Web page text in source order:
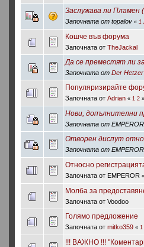
Заслужава ли Пламен
Започната от topalov « 1
Кошче във форума
Започната от TheJackal
Да се преместят ли
Започната от Der Hetzer
Популяризирайте
Започната от Adrian « 1 2»
Нови, допълнителни
Започната от EMPEROR
Отворен диспут
Започната от EMPEROR
Относно
Започната от EMPEROR «
Молба за
Започната от Voodoo
Голямо предложение
Започната от mitko359 « 1
!!! ВАЖНО !!!